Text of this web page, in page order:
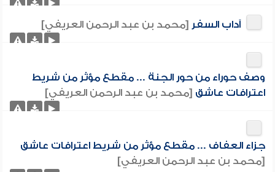
آداب السفر [محمد بن عبد الرحمن العريفي]
وصف حوراء من حور الجنة ... مقطع مؤثر من شريط
اعترافات عاشق [محمد بن عبد الرحمن العريفي]
جزاء العفاف ... مقطع مؤثر من شريط اعترافات عاشق
[محمد بن عبد الرحمن العريفي]